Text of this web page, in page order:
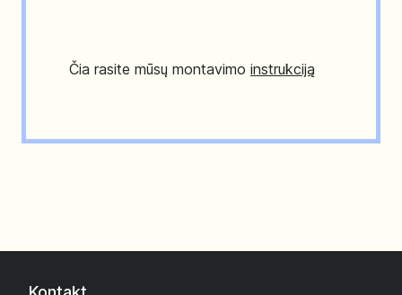
Čia rasite mūsų montavimo instrukciją